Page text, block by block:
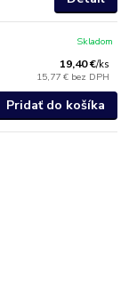
19,40 €/ks
15,77 € bez DPH
Skladom
Pridať do košíka